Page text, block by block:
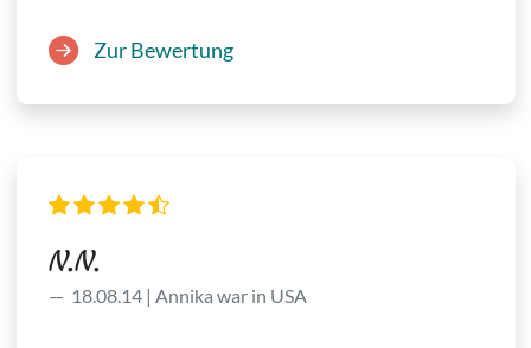
Zur Bewertung
N.N.
18.08.14 | Annika war in USA